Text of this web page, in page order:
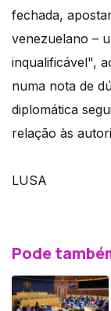
fechada,
venezuelano –
inqualificável",
numa nota de
diplomática
relação às
LUSA
Pode